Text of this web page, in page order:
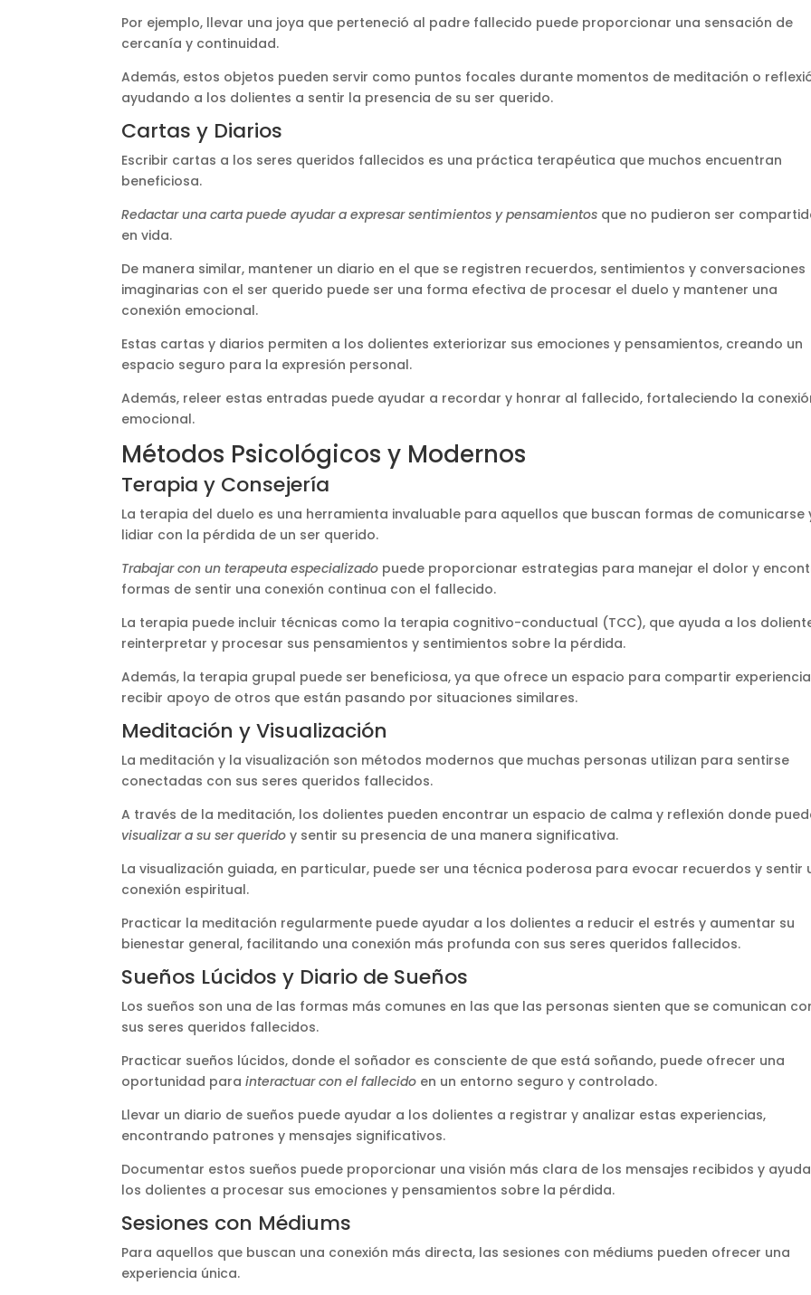
Por ejemplo, llevar una joya que perteneció al padre fallecido puede proporcionar una sensación de
cercanía y continuidad.
Además, estos objetos pueden servir como puntos focales durante momentos de meditación o
ayudando a los dolientes a sentir la presencia de su ser querido.
Cartas y Diarios
Escribir cartas a los seres queridos fallecidos es una práctica terapéutica que muchos encuentran
beneficiosa.
Redactar una carta puede ayudar a expresar sentimientos y pensamientos que no pudieron ser
en vida.
De manera similar, mantener un diario en el que se registren recuerdos, sentimientos y conversaciones
imaginarias con el ser querido puede ser una forma efectiva de procesar el duelo y mantener una
conexión emocional​​.
Estas cartas y diarios permiten a los dolientes exteriorizar sus emociones y pensamientos, creando un
espacio seguro para la expresión personal.
Además, releer estas entradas puede ayudar a recordar y honrar al fallecido, fortaleciendo la
emocional.
Métodos Psicológicos y Modernos
Terapia y Consejería
La terapia del duelo es una herramienta invaluable para aquellos que buscan formas de comunicarse
lidiar con la pérdida de un ser querido.
Trabajar con un terapeuta especializado puede proporcionar estrategias para manejar el dolor y
formas de sentir una conexión continua con el fallecido.
La terapia puede incluir técnicas como la terapia cognitivo-conductual (TCC), que ayuda a los
reinterpretar y procesar sus pensamientos y sentimientos sobre la pérdida​.
Además, la terapia grupal puede ser beneficiosa, ya que ofrece un espacio para compartir
recibir apoyo de otros que están pasando por situaciones similares.
Meditación y Visualización
La meditación y la visualización son métodos modernos que muchas personas utilizan para sentirse
conectadas con sus seres queridos fallecidos.
A través de la meditación, los dolientes pueden encontrar un espacio de calma y reflexión donde
visualizar a su ser querido y sentir su presencia de una manera significativa.
La visualización guiada, en particular, puede ser una técnica poderosa para evocar recuerdos y sentir
conexión espiritual​​.
Practicar la meditación regularmente puede ayudar a los dolientes a reducir el estrés y aumentar su
bienestar general, facilitando una conexión más profunda con sus seres queridos fallecidos.
Sueños Lúcidos y Diario de Sueños
Los sueños son una de las formas más comunes en las que las personas sienten que se comunican
sus seres queridos fallecidos.
Practicar sueños lúcidos, donde el soñador es consciente de que está soñando, puede ofrecer una
oportunidad parainteractuar con el fallecido en un entorno seguro y controlado.
Llevar un diario de sueños puede ayudar a los dolientes a registrar y analizar estas experiencias,
encontrando patrones y mensajes significativos​.
Documentar estos sueños puede proporcionar una visión más clara de los mensajes recibidos y
los dolientes a procesar sus emociones y pensamientos sobre la pérdida.
Sesiones con Médiums
Para aquellos que buscan una conexión más directa, las sesiones con médiums pueden ofrecer una
experiencia única.